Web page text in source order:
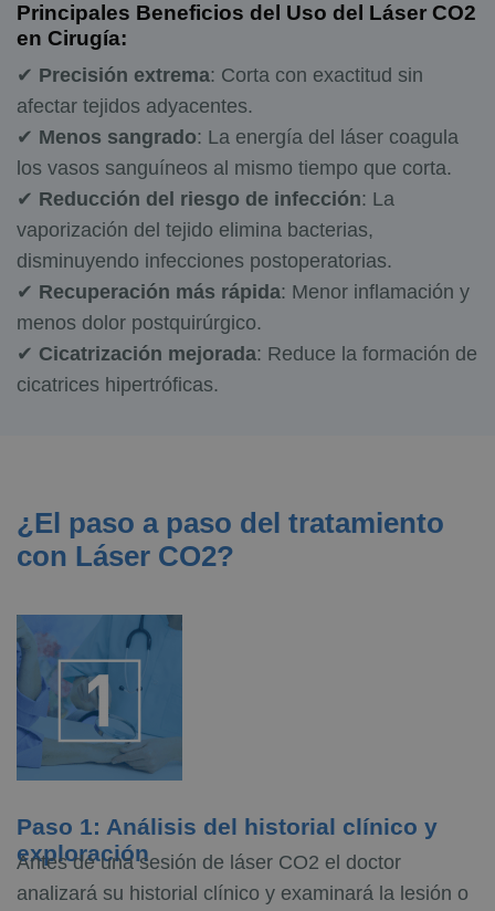
Principales Beneficios del Uso del Láser CO2
en Cirugía:
✔ Precisión extrema: Corta con exactitud sin
afectar tejidos adyacentes.
✔ Menos sangrado: La energía del láser coagula
los vasos sanguíneos al mismo tiempo que corta.
✔ Reducción del riesgo de infección: La
vaporización del tejido elimina bacterias,
disminuyendo infecciones postoperatorias.
✔ Recuperación más rápida: Menor inflamación y
menos dolor postquirúrgico.
✔ Cicatrización mejorada: Reduce la formación de
cicatrices hipertróficas.
¿El paso a paso del tratamiento
con Láser CO2?
Paso 1: Análisis del historial clínico y
exploración
Antes de una sesión de láser CO2 el doctor
analizará su historial clínico y examinará la lesión o